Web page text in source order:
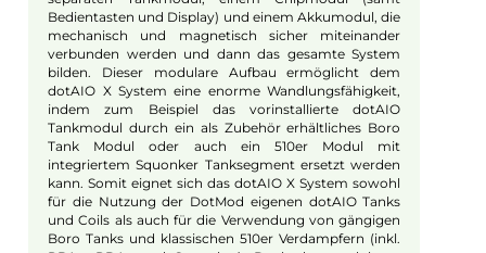
Beschreibung
DotMod - dotAIO X Essential Kit
Bei Fragen zu diesem Artikel kontaktieren Sie unseren
Experten schnell und einfach per E-Mail:
E-Mail senden